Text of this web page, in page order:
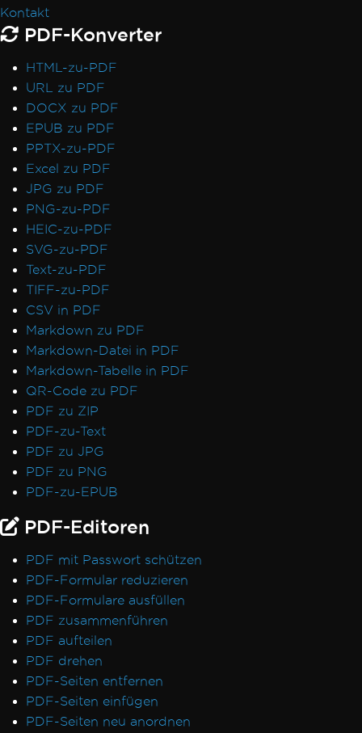
MemoryStream
System.Drawing.Common Alternativen
(.NET 7 & Nicht-Windows)
Tabellenköpfe
Verwendung von ReadyToRun-Kompilierung
IronPdf.Slim v2025.5.6
Bereitstellungsausnahme
ClickOnce Versionsinkompatibilität
.NET Framework stürzt mit Prefer32Bit ab
PDF/UA rendert grauen Hintergrund
Emojis werden nicht gerendert
CSS @page Rules vs RenderingOptions
RenderingOptions korrekt initialisieren
Schriftartabweichungen: Windows vs Linux
Benutzerdefinierte Schriftsatzeinbettung
unter Linux
Textauszug in falscher Reihenfolge
Lizenzvalidierung für ASP.NET Web Forms
IronPdfEngine Docker-Verbindung schlägt
auf macOS ARM fehl
Autorennamen in PDF-Metadaten
Schriftarten mithilfe von CSS hinzufügen
PDF/UA-Konformität
CSP- und CNG-Signaturen
Transparenz und Farbe in PDF-zu-Bild
IronPdf.UpdatedChrome Rendering
Speicherüberwachung in Linux/WSL
Lesezeichen über ExtractTextFromPage
CEF/Chromium-Speicherverbrauch
Header- und Inhaltsverschiebung
Adobe-Schriftarten als Typ 3
IronPdfEngine Docker-Ausgabe
Benutzerdefinierte Schriftarten in
Kontakt
PDF-Konverter
HTML-zu-PDF
URL zu PDF
DOCX zu PDF
EPUB zu PDF
PPTX-zu-PDF
Excel zu PDF
JPG zu PDF
PNG-zu-PDF
HEIC-zu-PDF
SVG-zu-PDF
Text-zu-PDF
TIFF-zu-PDF
CSV in PDF
Markdown zu PDF
Markdown-Datei in PDF
Markdown-Tabelle in PDF
QR-Code zu PDF
PDF zu ZIP
PDF-zu-Text
PDF zu JPG
PDF zu PNG
PDF-zu-EPUB
PDF-Editoren
PDF mit Passwort schützen
PDF-Formular reduzieren
PDF-Formulare ausfüllen
PDF zusammenführen
PDF aufteilen
PDF drehen
PDF-Seiten entfernen
PDF-Seiten einfügen
PDF-Seiten neu anordnen